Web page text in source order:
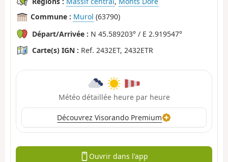
Commune : Murol (63790)
Départ/Arrivée : N 45.589203° / E 2.919547°
Carte(s) IGN : Ref. 2432ET, 2432ETR
Météo détaillée heure par heure
Découvrez Visorando Premium
Ouvrir dans l'app